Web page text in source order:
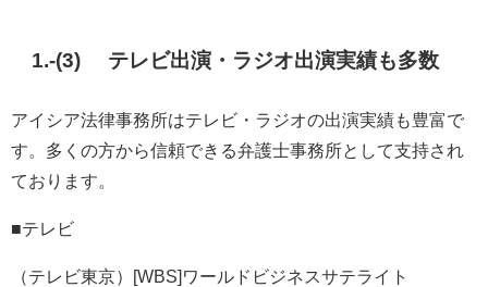
1.-(3) テレビ出演・ラジオ出演実績も多数
アイシア法律事務所はテレビ・ラジオの出演実績も豊富で
す。多くの方から信頼できる弁護士事務所として支持され
ております。
■テレビ
（テレビ東京）[WBS]ワールドビジネスサテライト